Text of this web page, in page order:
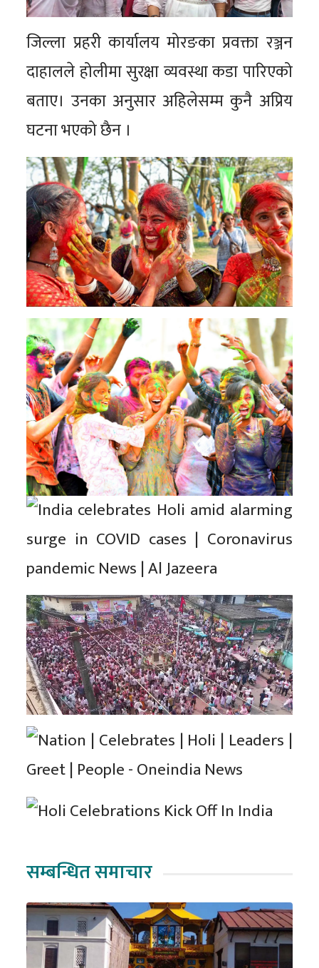
जिल्ला प्रहरी कार्यालय मोरङका प्रवक्ता रञ्जन
दाहालले होलीमा सुरक्षा व्यवस्था कडा पारिएको
बताए। उनका अनुसार अहिलेसम्म कुनै अप्रिय
घटना भएको छैन ।
सम्बन्धित समाचार